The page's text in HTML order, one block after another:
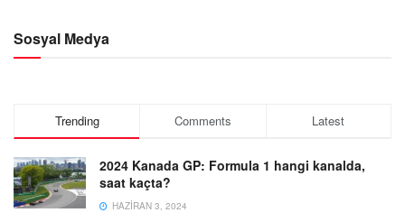
Sosyal Medya
Trending Comments Latest
2024 Kanada GP: Formula 1 hangi kanalda,
saat kaçta?
HAZIRAN 3, 2024